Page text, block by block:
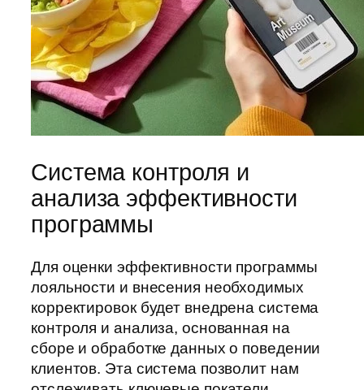
Система контроля и
анализа эффективности
программы
Для оценки эффективности программы
лояльности и внесения необходимых
корректировок будет внедрена система
контроля и анализа, основанная на
сборе и обработке данных о поведении
клиентов. Эта система позволит нам